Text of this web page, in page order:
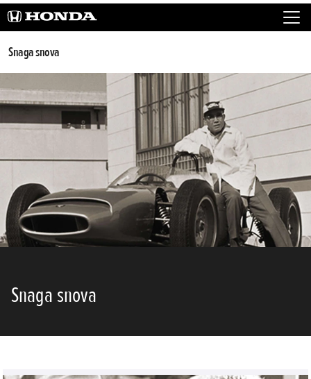
Snaga snova
Snaga snova